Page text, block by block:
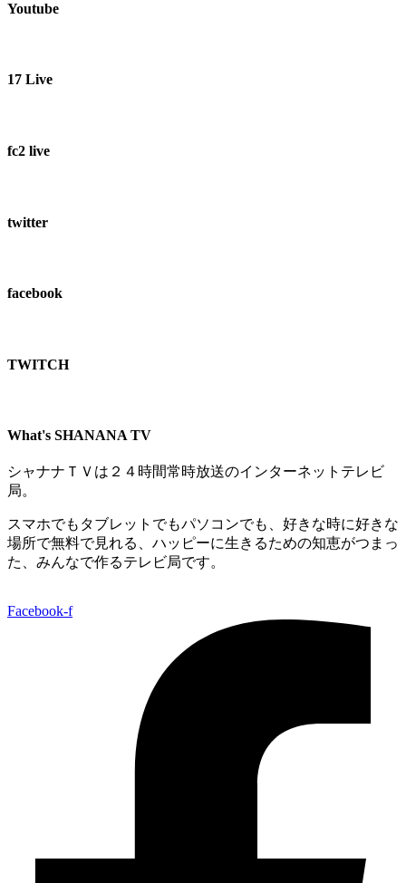
Youtube
17 Live
fc2 live
twitter
facebook
TWITCH​
What's SHANANA TV
シャナナＴＶは２４時間常時放送のインターネットテレビ
局。
スマホでもタブレットでもパソコンでも、好きな時に好きな
場所で無料で見れる、 ハッピーに生きるための知恵がつまっ
た、みんなで作るテレビ局です。
Facebook-f